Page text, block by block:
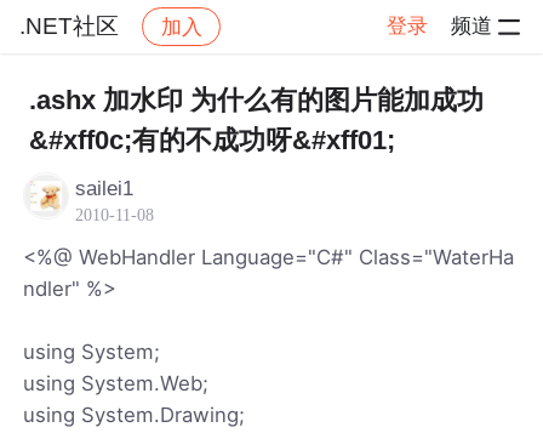
.NET社区 加入 登录 频道
.NET社区 帖子详情
.ashx 加水印 为什么有的图片能加成功
&#xff0c;有的不成功呀&#xff01;
sailei1
2010-11-08
<%@ WebHandler Language="C#" Class="WaterHa
ndler" %>
using System;
using System.Web;
using System.Drawing;